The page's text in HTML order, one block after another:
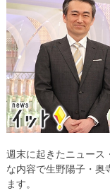
週末に起きたニュース
な内容で生野陽子・奥
ます。